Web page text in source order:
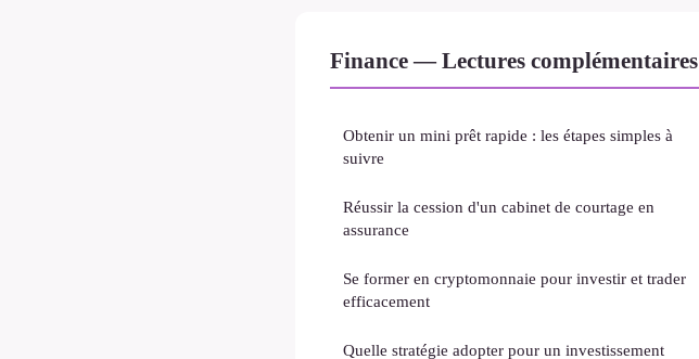
Finance — Lectures complémentaires
Obtenir un mini prêt rapide : les étapes simples à
suivre
Réussir la cession d'un cabinet de courtage en
assurance
Se former en cryptomonnaie pour investir et trader
efficacement
Quelle stratégie adopter pour un investissement